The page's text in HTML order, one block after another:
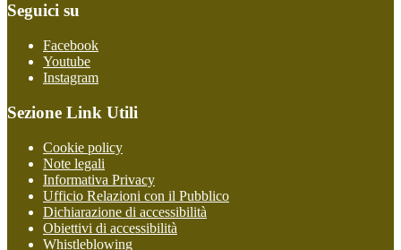
Seguici su
Facebook
Youtube
Instagram
Sezione Link Utili
Cookie policy
Note legali
Informativa Privacy
Ufficio Relazioni con il Pubblico
Dichiarazione di accessibilità
Obiettivi di accessibilità
Whistleblowing